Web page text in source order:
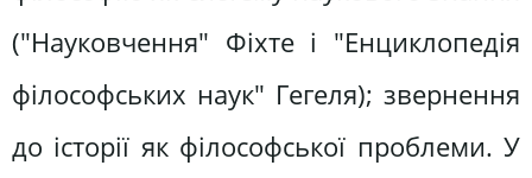
("Науковчення" Фіхте і "Енциклопедія
філософських наук" Гегеля); звернення
до історії як філософської проблеми. У